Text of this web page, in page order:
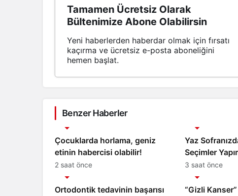
Tamamen Ücretsiz Olarak
Bültenimize Abone Olabilirsin
Yeni haberlerden haberdar olmak için fırsatı
kaçırma ve ücretsiz e-posta aboneliğini
hemen başlat.
Benzer Haberler
Çocuklarda horlama, geniz
etinin habercisi olabilir!
2 saat önce
Yaz
Seçimler
3 saat önce
Ortodontik tedavinin başarısı
Sağlık
“Gizli
Sağlık